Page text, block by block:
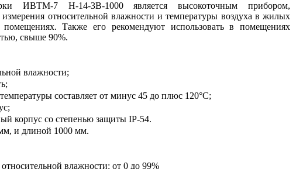
ИВТМ-7 Н-14-3В-1000 является высокоточным прибором,
относительной влажности и температуры воздуха в жилых
помещениях. Также его рекомендуют использовать в помещениях
свыше 90%.
влажности;
составляет от минус 45 до плюс 120°С;
корпус со степенью защиты IP-54.
и длиной 1000 мм.
влажности: от 0 до 99%